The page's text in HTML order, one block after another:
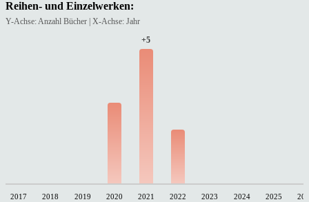
Reihen- und Einzelwerken:
Y-Achse: Anzahl Bücher | X-Achse: Jahr
2017 2018 2019 2020
+5
2021 2022 2023 2024 2025